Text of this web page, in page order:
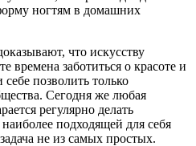
ногтям в домашних
что искусству
времена заботиться о красоте и
позволить только
Сегодня же любая
регулярно делать
подходящей для себя
не из самых простых.